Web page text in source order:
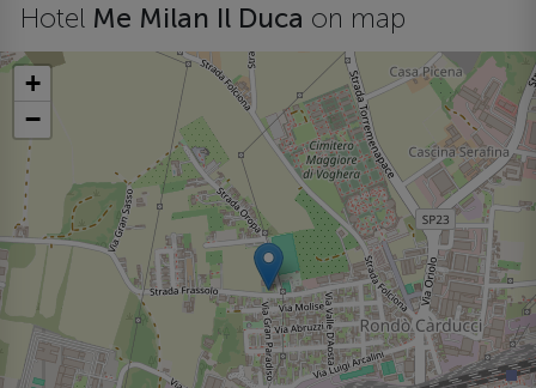
Hotel Me Milan Il Duca on map
+
−